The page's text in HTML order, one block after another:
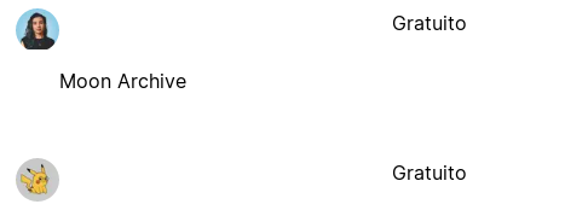
Moon Archive
Gratuito
Gratuito